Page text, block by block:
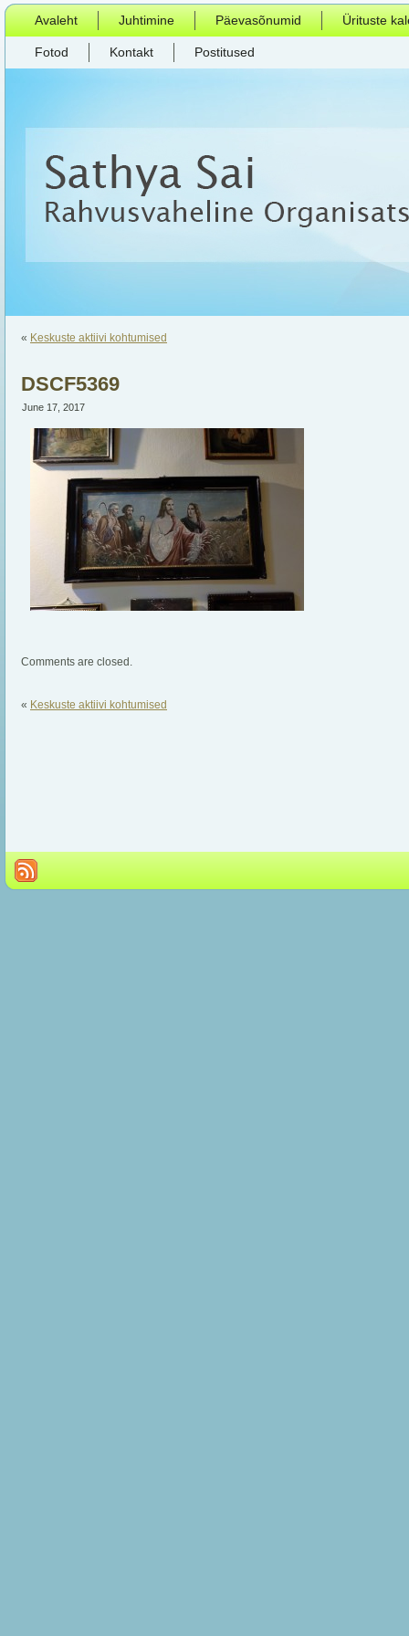
Avaleht Juhtimine Päevasõnumid Ürituste
Fotod Kontakt Postitused
« Keskuste aktiivi kohtumised
DSCF5369
June 17, 2017
Comments are closed.
« Keskuste aktiivi kohtumised